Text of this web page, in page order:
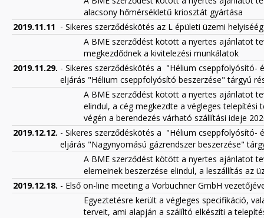
alacsony hőmérsékletű kriosztát gyártása
2019.11.11 - Sikeres szerződéskötés az L épületi üzemi
A BME szerződést kötött a nyertes ajánlatot
megkezdődnek a kivitelezési munkálatok
2019.11.29. - Sikeres szerződéskötés a "Hélium cseppfolyósító-
eljárás "Hélium cseppfolyósító beszerzése" tárgyú
A BME szerződést kötött a nyertes ajánlatot
elindul, a cég megkezdte a végleges
végén a berendezés várható szállítási ideje
2019.12.12. - Sikeres szerződéskötés a "Hélium cseppfolyósító-
eljárás "Nagynyomású gázrendszer beszerzése"
A BME szerződést kötött a nyertes ajánlatot
elemeinek beszerzése elindul, a leszállítás az
2019.12.18. - Első on-line meeting a Vorbuchner GmbH
Egyeztetésre került a végleges specifikáció,
terveit, ami alapján a szálíltó elkészíti a